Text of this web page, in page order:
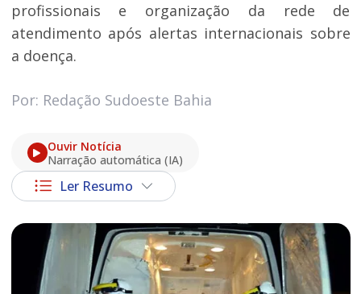
profissionais e organização da rede de
atendimento após alertas internacionais sobre
a doença.
Por: Redação Sudoeste Bahia
Ouvir Notícia
Narração automática (IA)
Ler Resumo